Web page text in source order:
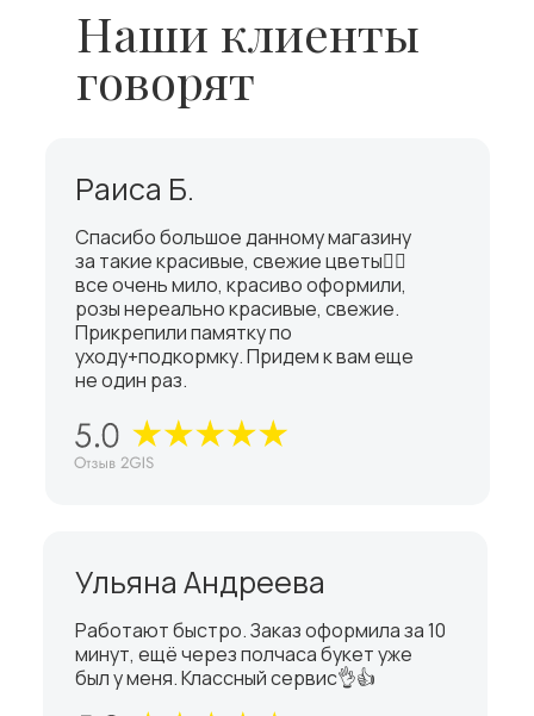
Наши клиенты
говорят
Раиса Б.
Спасибо большое данному магазину
за такие красивые, свежие цветы👍🏼
все очень мило, красиво оформили,
розы нереально красивые, свежие.
Прикрепили памятку по
уходу+подкормку. Придем к вам еще
не один раз.
Ульяна Андреева
Работают быстро. Заказ оформила за 10
минут, ещё через полчаса букет уже
был у меня. Классный сервис👌👍